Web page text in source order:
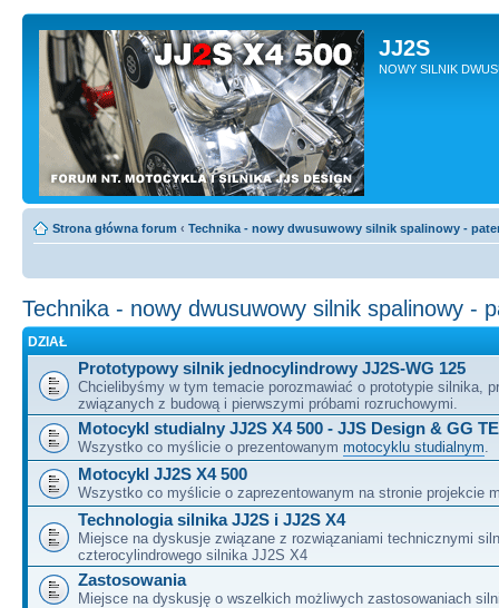
JJ2S
NOWY SILNIK
Strona główna forum ‹ Technika - nowy dwusuwowy silnik spalinowy -
Technika - nowy dwusuwowy silnik spalinowy -
DZIAŁ
Prototypowy silnik jednocylindrowy JJ2S-WG 125
Chcielibyśmy w tym temacie porozmawiać o prototypie silnika,
związanych z budową i pierwszymi próbami rozruchowymi.
Motocykl studialny JJ2S X4 500 - JJS Design & GG
Wszystko co myślicie o prezentowanym motocyklu studialnym.
Motocykl JJ2S X4 500
Wszystko co myślicie o zaprezentowanym na stronie projekcie
Technologia silnika JJ2S i JJ2S X4
Miejsce na dyskusje związane z rozwiązaniami technicznymi
czterocylindrowego silnika JJ2S X4
Zastosowania
Miejsce na dyskusję o wszelkich możliwych zastosowaniach